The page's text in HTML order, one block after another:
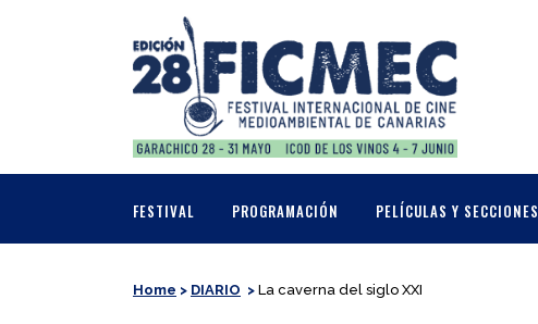
FESTIVAL PROGRAMACIÓN PELÍCULAS Y SECCIONES
Home > DIARIO > La caverna del siglo XXI